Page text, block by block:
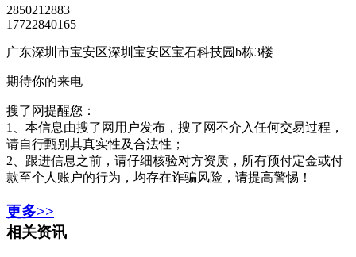
2850212883
17722840165
广东深圳市宝安区深圳宝安区宝石科技园b栋3楼
期待你的来电
搜了网提醒您：
1、本信息由搜了网用户发布，搜了网不介入任何交易过程，
请自行甄别其真实性及合法性；
2、跟进信息之前，请仔细核验对方资质，所有预付定金或付
款至个人账户的行为，均存在诈骗风险，请提高警惕！
更多>>
相关资讯